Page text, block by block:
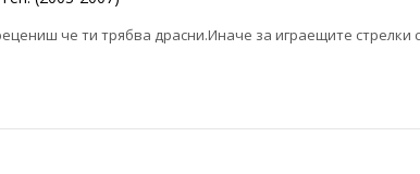
че ти трябва драсни.Иначе за играещите стрелки